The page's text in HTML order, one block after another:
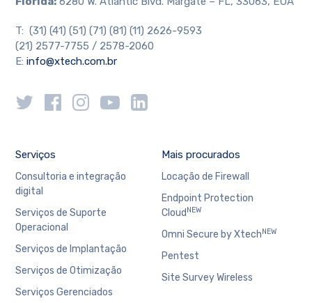
T: (31) (41) (51) (71) (81) (11) 2626-9593
(21) 2577-7755 / 2578-2060
E:info@xtech.com.br
Serviços
Consultoria e integração
digital
Serviços de Suporte
Operacional
Serviços de Implantação
Serviços de Otimização
Serviços Gerenciados
Mais procurados
Locação de Firewall
Endpoint Protection
Cloud NEW
Omni Secure by XtechNEW
Pentest
Site Survey Wireless